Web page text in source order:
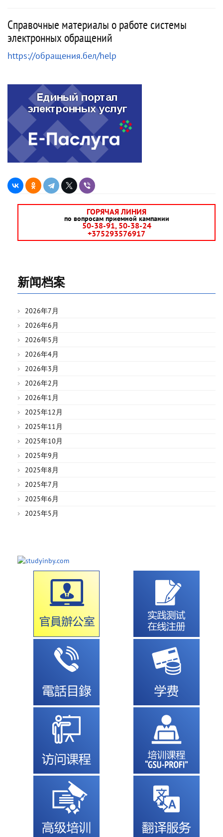
Справочные материалы о работе системы
электронных обращений
https://обращения.бел/help
ГОРЯЧАЯ ЛИНИЯ
по вопросам приемной кампании
50-38-91, 50-38-24
+375293576917
新闻档案
2026年7月
2026年6月
2026年5月
2026年4月
2026年3月
2026年2月
2026年1月
2025年12月
2025年11月
2025年10月
2025年9月
2025年8月
2025年7月
2025年6月
2025年5月